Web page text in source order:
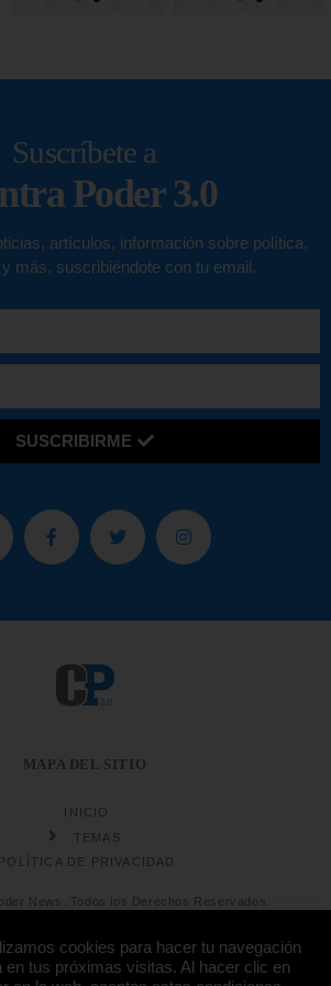
Suscríbete a
Poder 3.0
artículos, información sobre política,
más, suscribiéndote con tu email.
SUSCRIBIRME
MAPA DEL SITIO
INICIO
TEMAS
POLÍTICA DE PRIVACIDAD
News. Todos los Derechos Reservados.
cookies para hacer tu navegación
en tus próximas visitas. Al hacer clic en